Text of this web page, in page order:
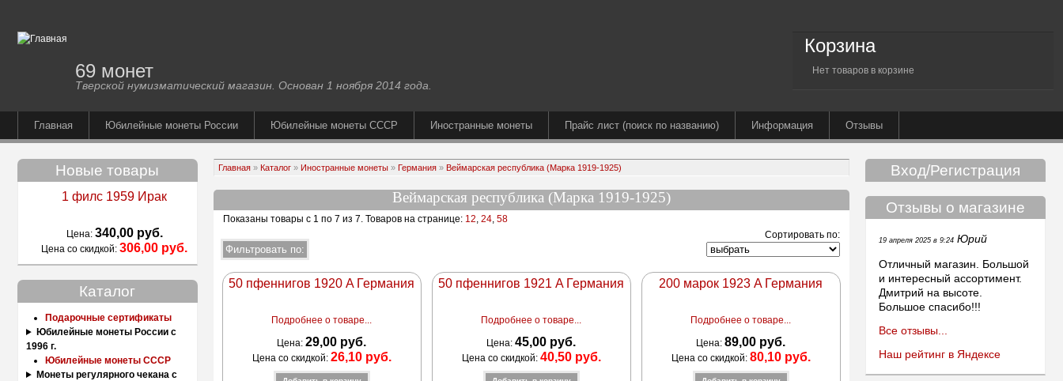
69 монет
Тверской нумизматический магазин. Основан 1 ноября 2014 года.
Корзина
Нет товаров в корзине
Главная Юбилейные монеты России Юбилейные монеты СССР Иностранные монеты Прайс лист (поиск по названию) Информация Отзывы
Новые товары
1 филс 1959 Ирак
Цена: 340,00 руб.
Цена со скидкой:306,00 руб.
Каталог
Подарочные сертификаты
Юбилейные монеты России с
1996 г.
Юбилейные монеты СССР
Монеты регулярного чекана с
Главная» Каталог» Иностранные монеты» Германия» Веймарская республика (Марка 1919-1925)
Веймарская республика (Марка 1919-1925)
Показаны товары с 1 по 7 из 7. Товаров на странице:12, 24, 58
Сортировать по:
50 пфеннигов 1920 A Германия
Подробнее о товаре...
Цена:29,00 руб.
Цена со скидкой: 26,10 руб.
50 пфеннигов 1921 A Германия
Подробнее о товаре...
Цена:45,00 руб.
Цена со скидкой: 40,50 руб.
200 марок 1923 A Германия
Подробнее о товаре...
Цена:89,00 руб.
Цена со скидкой: 80,10 руб.
Вход/Регистрация
Отзывы о магазине
19 апреля 2025 в 9:24 Юрий
Отличный магазин. Большой
и интересный ассортимент.
Дмитрий на высоте.
Большое спасибо!!!
Все отзывы...
Наш рейтинг в Яндексе